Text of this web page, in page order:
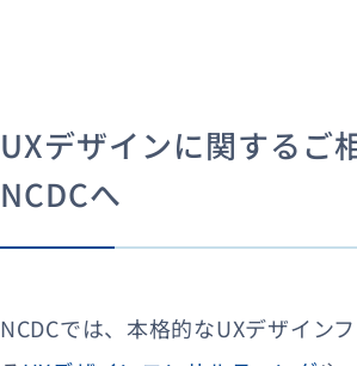
UXデザインに関するご
NCDCへ
NCDCでは、本格的なUXデザイン